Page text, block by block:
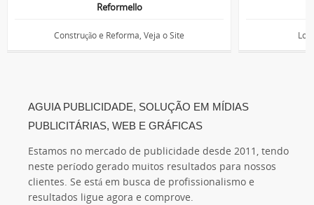
Reformello
Construção e Reforma, Veja o Site
Eletrolav
AGUIA PUBLICIDADE, SOLUÇÃO EM MÍDIAS
PUBLICITÁRIAS, WEB E GRÁFICAS
Estamos no mercado de publicidade desde 2011, tendo
neste período gerado muitos resultados para nossos
clientes. Se está em busca de profissionalismo e
resultados ligue agora e comprove.